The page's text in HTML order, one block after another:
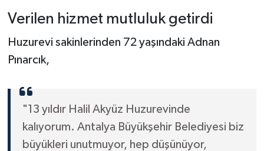
Verilen hizmet mutluluk getirdi
Huzurevi sakinlerinden 72 yaşındaki Adnan
Pınarcık,
"13 yıldır Halil Akyüz Huzurevinde
kalıyorum. Antalya Büyükşehir Belediyesi biz
büyükleri unutmuyor, hep düşünüyor,